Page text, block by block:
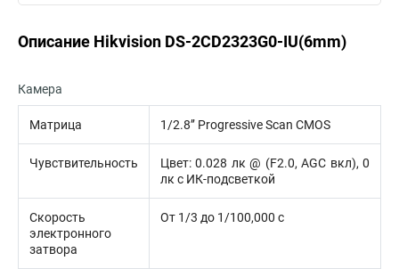
Описание Hikvision DS-2CD2323G0-IU(6mm)
Камера
Матрица 1/2.8’’ Progressive Scan CMOS
Чувствительность
Цвет: 0.028 лк @ (F2.0, AGC вкл), 0
лк с ИК-подсветкой
Скорость
электронного
затвора
От 1/3 до 1/100,000 с